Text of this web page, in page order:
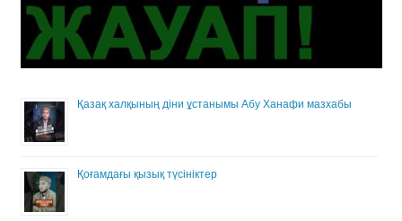
Қазақ халқының діни ұстанымы Абу Ханафи мазхабы
Қоғамдағы қызық түсініктер